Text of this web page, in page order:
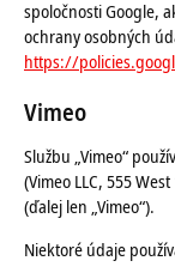
spoločnosti Google,
ochrany osobných
https://
Vimeo
Službu „Vimeo“
(Vimeo LLC, 555
(ďalej len „Vimeo“).
Niektoré údaje